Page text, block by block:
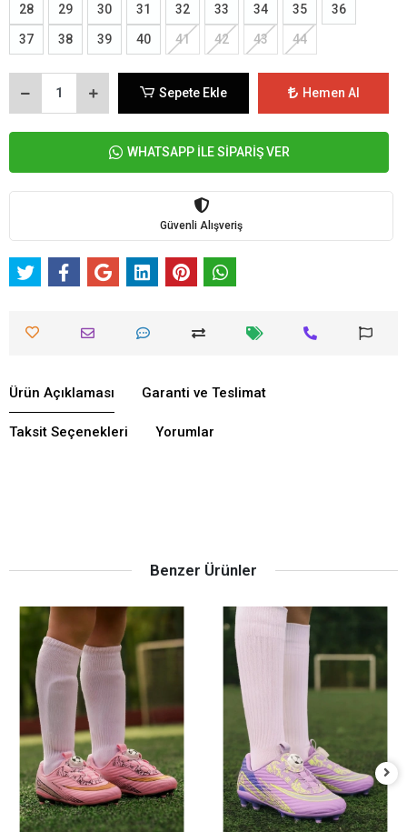
28 29 30 31 32 33 34 35 36
37 38 39 40 41 42 43 44
Sepete Ekle Hemen Al
WHATSAPP İLE SİPARİŞ VER
Güvenli Alışveriş
Ürün Açıklaması Garanti ve Teslimat
Taksit Seçenekleri Yorumlar
Benzer Ürünler